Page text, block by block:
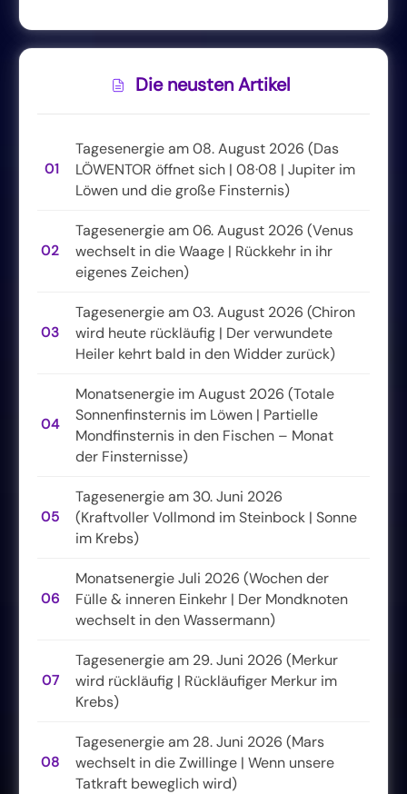
Die neusten Artikel
01
Tagesenergie am 08. August 2026 (Das
LÖWENTOR öffnet sich | 08·08 | Jupiter im
Löwen und die große Finsternis)
02
Tagesenergie am 06. August 2026 (Venus
wechselt in die Waage | Rückkehr in ihr
eigenes Zeichen)
03
Tagesenergie am 03. August 2026 (Chiron
wird heute rückläufig | Der verwundete
Heiler kehrt bald in den Widder zurück)
04
Monatsenergie im August 2026 (Totale
Sonnenfinsternis im Löwen | Partielle
Mondfinsternis in den Fischen – Monat
der Finsternisse)
05
Tagesenergie am 30. Juni 2026
(Kraftvoller Vollmond im Steinbock | Sonne
im Krebs)
06
Monatsenergie Juli 2026 (Wochen der
Fülle & inneren Einkehr | Der Mondknoten
wechselt in den Wassermann)
07
Tagesenergie am 29. Juni 2026 (Merkur
wird rückläufig | Rückläufiger Merkur im
Krebs)
08
Tagesenergie am 28. Juni 2026 (Mars
wechselt in die Zwillinge | Wenn unsere
Tatkraft beweglich wird)